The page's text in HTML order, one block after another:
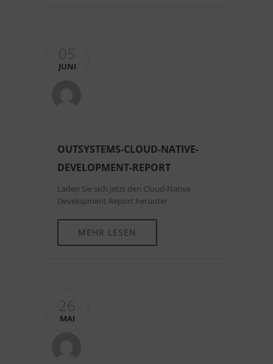
05
JUNI
OUTSYSTEMS-CLOUD-NATIVE-
DEVELOPMENT-REPORT
Laden Sie sich jetzt den Cloud-Native
Development Report herunter
MEHR LESEN
26
MAI